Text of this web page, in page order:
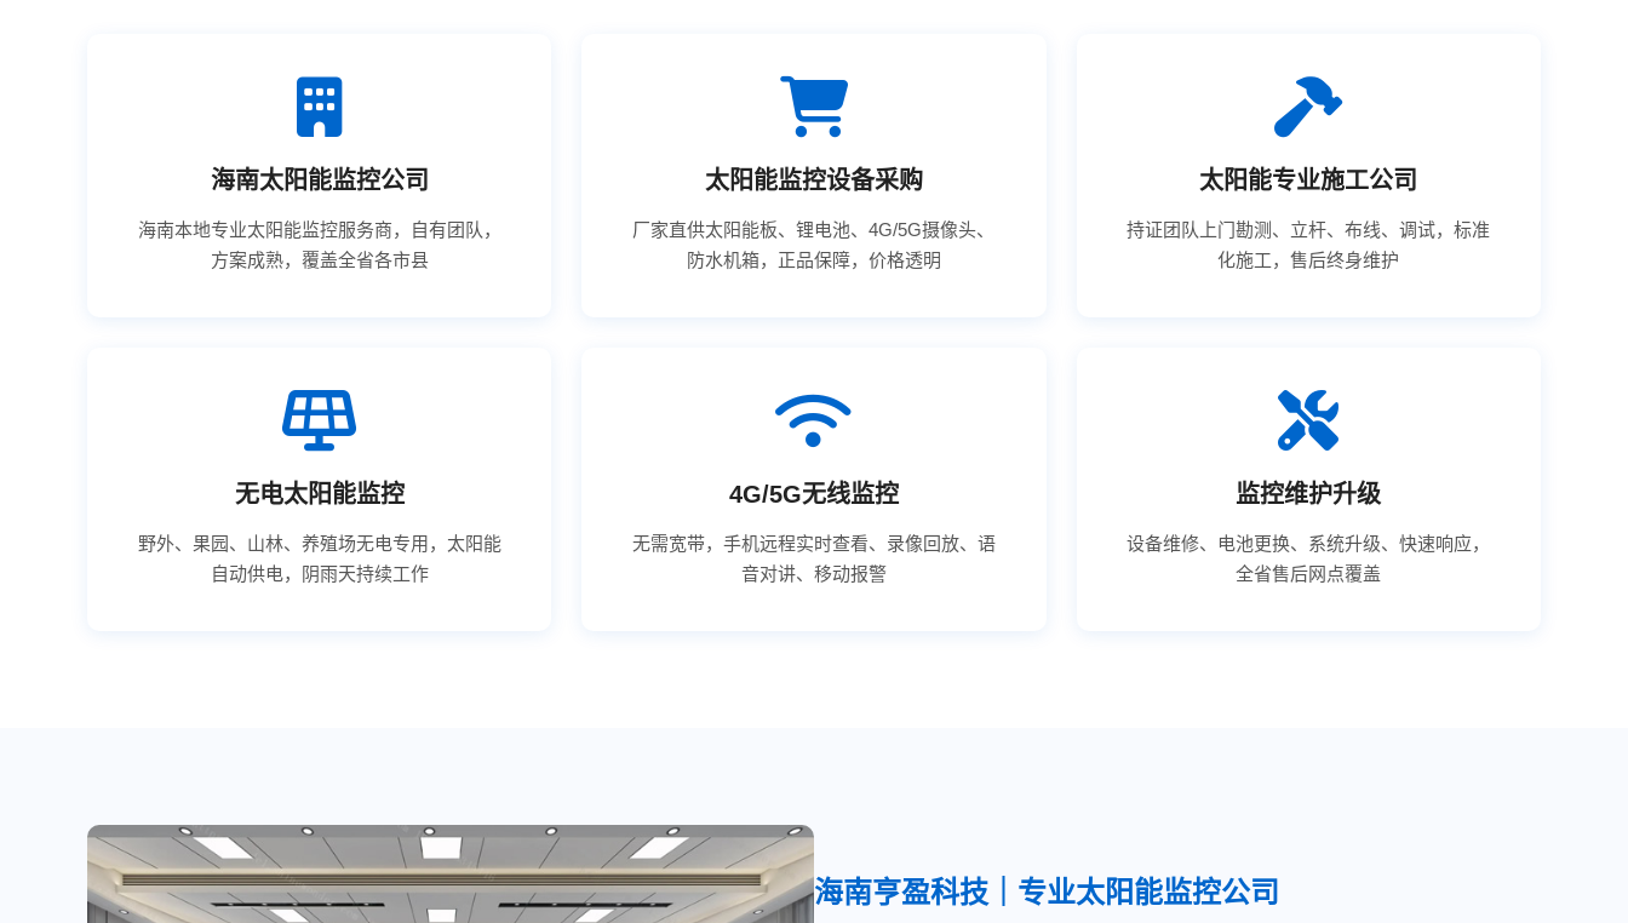
海南太阳能监控公司
海南本地专业太阳能监控服务商，自有团队，
方案成熟，覆盖全省各市县
太阳能监控设备采购
厂家直供太阳能板、锂电池、4G/5G摄像头、
防水机箱，正品保障，价格透明
太阳能专业施工公司
持证团队上门勘测、立杆、布线、调试，标准
化施工，售后终身维护
无电太阳能监控
野外、果园、山林、养殖场无电专用，太阳能
自动供电，阴雨天持续工作
4G/5G无线监控
无需宽带，手机远程实时查看、录像回放、语
音对讲、移动报警
监控维护升级
设备维修、电池更换、系统升级、快速响应，
全省售后网点覆盖
海南亨盈科技｜专业太阳能监控公司